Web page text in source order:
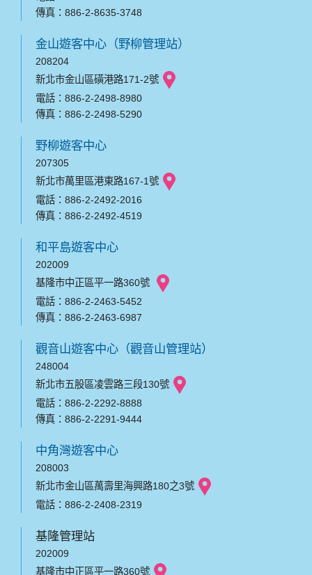
傳真：886-2-8635-3748
金山遊客中心（野柳管理站）
208204
新北市金山區磺港路171-2號
電話：886-2-2498-8980
傳真：886-2-2498-5290
野柳遊客中心
207305
新北市萬里區港東路167-1號
電話：886-2-2492-2016
傳真：886-2-2492-4519
和平島遊客中心
202009
基隆市中正區平一路360號
電話：886-2-2463-5452
傳真：886-2-2463-6987
觀音山遊客中心（觀音山管理站）
248004
新北市五股區凌雲路三段130號
電話：886-2-2292-8888
傳真：886-2-2291-9444
中角灣遊客中心
208003
新北市金山區萬壽里海興路180之3號
電話：886-2-2408-2319
基隆管理站
202009
基隆市中正區平一路360號